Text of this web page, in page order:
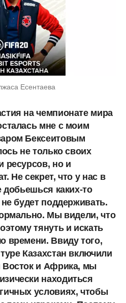
Есентаева
на чемпионате мира
мне с моим
Бексеитовым
не только своих
ресурсов, но и
Не секрет, что у нас в
добьешься каких-то
будет поддерживать.
Мы видели, что
тянуть и искать
времени. Ввиду того,
Казахстан включили
Восток и Африка, мы
находиться
условиях, чтобы